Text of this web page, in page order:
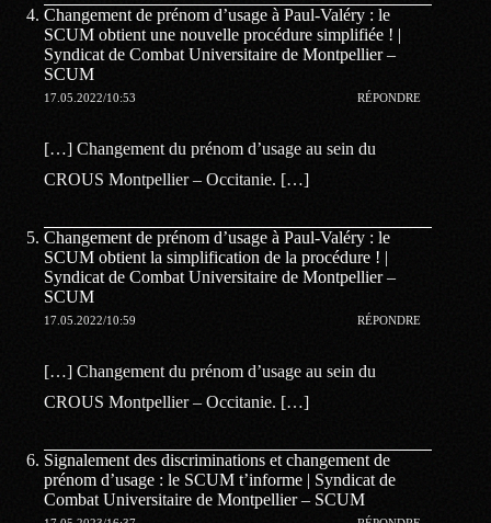
Changement de prénom d’usage à Paul-Valéry : le
SCUM obtient une nouvelle procédure simplifiée ! |
Syndicat de Combat Universitaire de Montpellier –
SCUM
17.05.2022/10:53 RÉPONDRE
[…] Changement du prénom d’usage au sein du
CROUS Montpellier – Occitanie. […]
Changement de prénom d’usage à Paul-Valéry : le
SCUM obtient la simplification de la procédure ! |
Syndicat de Combat Universitaire de Montpellier –
SCUM
17.05.2022/10:59 RÉPONDRE
[…] Changement du prénom d’usage au sein du
CROUS Montpellier – Occitanie. […]
Signalement des discriminations et changement de
prénom d’usage : le SCUM t’informe | Syndicat de
Combat Universitaire de Montpellier – SCUM